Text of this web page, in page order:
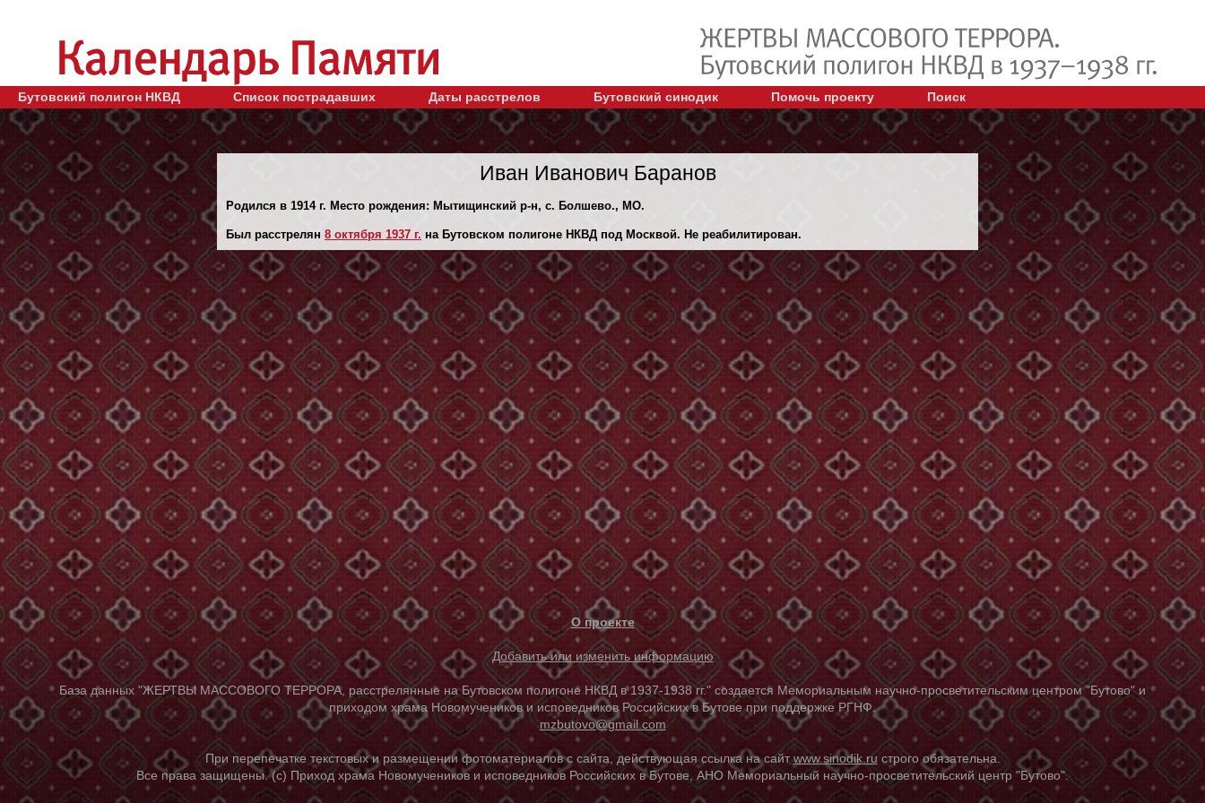
Бутовский полигон НКВД Список пострадавших Даты расстрелов Бутовский синодик Помочь проекту Поиск
Иван Иванович Баранов
Родился в 1914 г. Место рождения: Мытищинский р-н, с. Болшево., МО.
Был расстрелян 8 октября 1937 г. на Бутовском полигоне НКВД под Москвой. Не реабилитирован.
О проекте
Добавить или изменить информацию
База данных "ЖЕРТВЫ МАССОВОГО ТЕРРОРА, расстрелянные на Бутовском полигоне НКВД в 1937-1938 гг." создается Мемориальным научно-просветительским центром "Бутово" и
приходом храма Новомучеников и исповедников Российских в Бутове при поддержке РГНФ.
mzbutovo@gmail.com
При перепечатке текстовых и размещении фотоматериалов с сайта, действующая ссылка на сайтwww.sinodik.ru строго обязательна.
Все права защищены. (с) Приход храма Новомучеников и исповедников Российских в Бутове, АНО Мемориальный научно-просветительский центр "Бутово".